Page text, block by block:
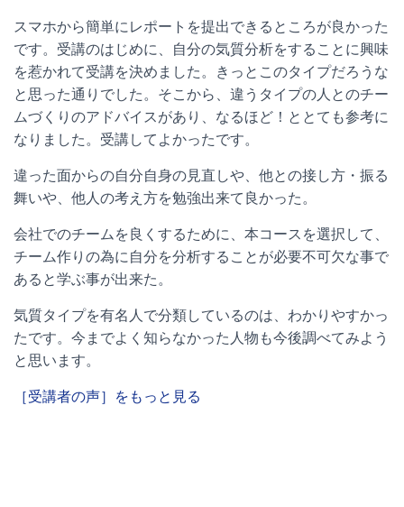
スマホから簡単にレポートを提出できるところが良かった
です。受講のはじめに、自分の気質分析をすることに興味
を惹かれて受講を決めました。きっとこのタイプだろうな
と思った通りでした。そこから、違うタイプの人とのチー
ムづくりのアドバイスがあり、なるほど！ととても参考に
なりました。受講してよかったです。
違った面からの自分自身の見直しや、他との接し方・振る
舞いや、他人の考え方を勉強出来て良かった。
会社でのチームを良くするために、本コースを選択して、
チーム作りの為に自分を分析することが必要不可欠な事で
あると学ぶ事が出来た。
気質タイプを有名人で分類しているのは、わかりやすかっ
たです。今までよく知らなかった人物も今後調べてみよう
と思います。
［受講者の声］をもっと見る